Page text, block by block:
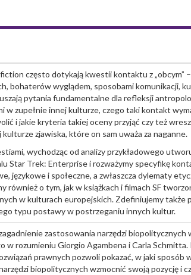
często dotykają kwestii kontaktu z „obcym”
bohaterów wyglądem, sposobami komunikacji,
pytania fundamentalne dla refleksji
zupełnie innej kulturze, czego taki kontakt
i jakie kryteria takiej oceny przyjąć czy też
zjawiska, które on sam uważa za naganne.
wychodząc od analizy przykładowego
Star Trek: Enterprise i rozważymy specyfikę
językowe i społeczne, a zwłaszcza dylematy
o tym, jak w książkach i filmach SF
w kulturach europejskich. Zdefiniujemy także
typu postawy w postrzeganiu innych kultur.
zastosowania narzędzi biopolitycznych
rozumieniu Giorgio Agambena i Carla Schmitta.
prawnych pozwoli pokazać, w jaki sposób
biopolitycznych wzmocnić swoją pozycję i